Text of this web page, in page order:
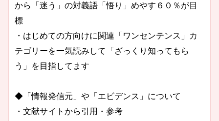
から「迷う」の対義語「悟り」めやす６０％が目
標
・はじめての方向けに関連「ワンセンテンス」カ
テゴリーを一気読みして「ざっくり知ってもら
う」を目指してます
◆「情報発信元」や「エビデンス」について
・文献サイトから引用・参考